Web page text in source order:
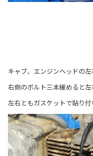
キャブ、エンジンヘッドの左
右側のボルト三本緩めると左
左右ともガスケットで貼り付